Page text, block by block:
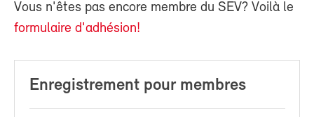
Vous n'êtes pas encore membre du SEV? Voilà le
formulaire d'adhésion!
Enregistrement pour membres